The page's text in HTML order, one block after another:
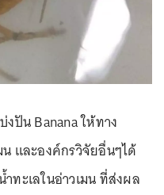
ปัน Banana ให้ทาง
และองค์กรวิจัยอื่นๆได้
ทะเลในอ่าวเมน ที่ส่งผล